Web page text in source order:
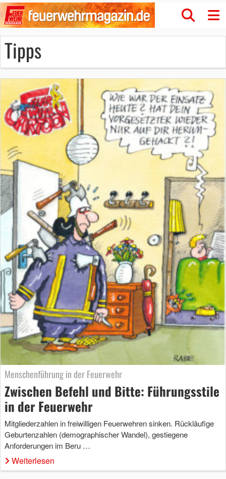
Tipps
Menschenführung in der Feuerwehr
Zwischen Befehl und Bitte: Führungsstile
in der Feuerwehr
Mitgliederzahlen in freiwilligen Feuerwehren sinken. Rückläufige
Geburtenzahlen (demographischer Wandel), gestiegene
Anforderungen im Beru …
Weiterlesen